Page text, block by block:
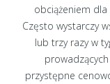
obciążeniem dla
Często wystarczy
lub trzy razy w
przystępne